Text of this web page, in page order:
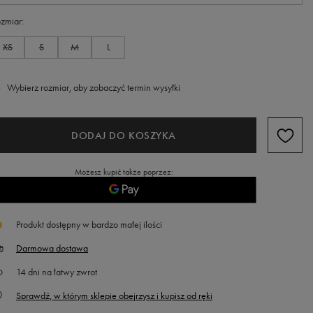
XS S M L
Wybierz rozmiar, aby zobaczyć termin wysyłki
DODAJ DO KOSZYKA
Możesz kupić także poprzez:
Produkt dostępny w bardzo małej ilości
Darmowa dostawa
14dni na łatwy zwrot
Sprawdź, w którym sklepie obejrzysz i kupisz od ręki